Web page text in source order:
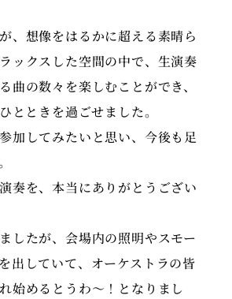
、想像をはるかに超える素晴ら
ックスした空間の中で、生演奏
曲の数々を楽しむことができ、
とときを過ごせました。
加してみたいと思い、今後も足
奏を、本当にありがとうござい
したが、会場内の照明やスモー
出していて、オーケストラの皆
始めるとうわ〜！となりまし